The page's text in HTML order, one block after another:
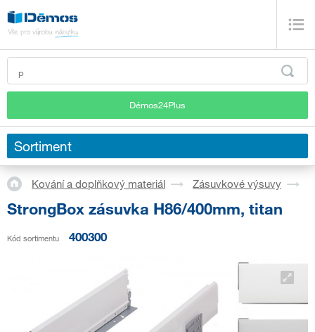
Démos24Plus
Sortiment
Kování a doplňkový materiál Zásuvkové výsuvy
StrongBox zásuvka H86/400mm, titan
Kód sortimentu 400300